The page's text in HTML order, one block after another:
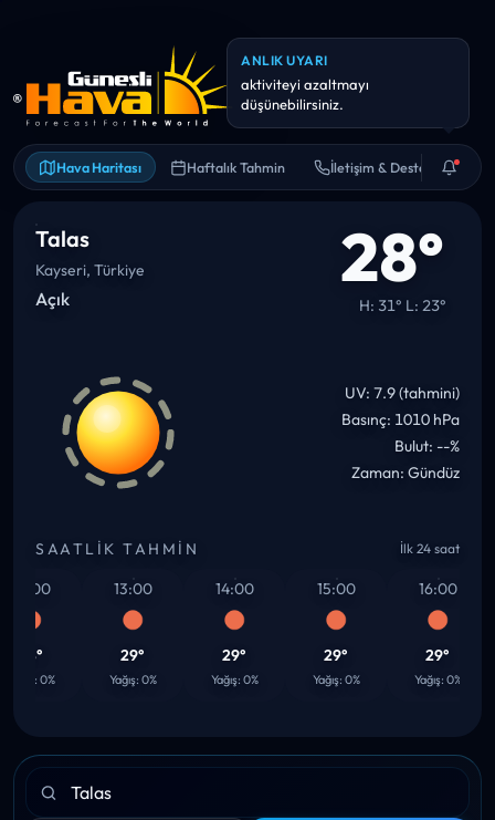
Hava Haritası Haftalık Tahmin İletişim & Destek
Talas
Kayseri, Türkiye
Açık 28°
H: 31° L: 23°
UV: 7.9 (tahmini)
Basınç: 1010 hPa
Bulut: --%
Zaman: Gündüz
SAATLIK TAHMIN İlk 24 saat
0%
13:00
29°
Yağış: 0%
14:00
29°
Yağış: 0%
15:00
29°
Yağış: 0%
16:00
29°
Yağış: 0%